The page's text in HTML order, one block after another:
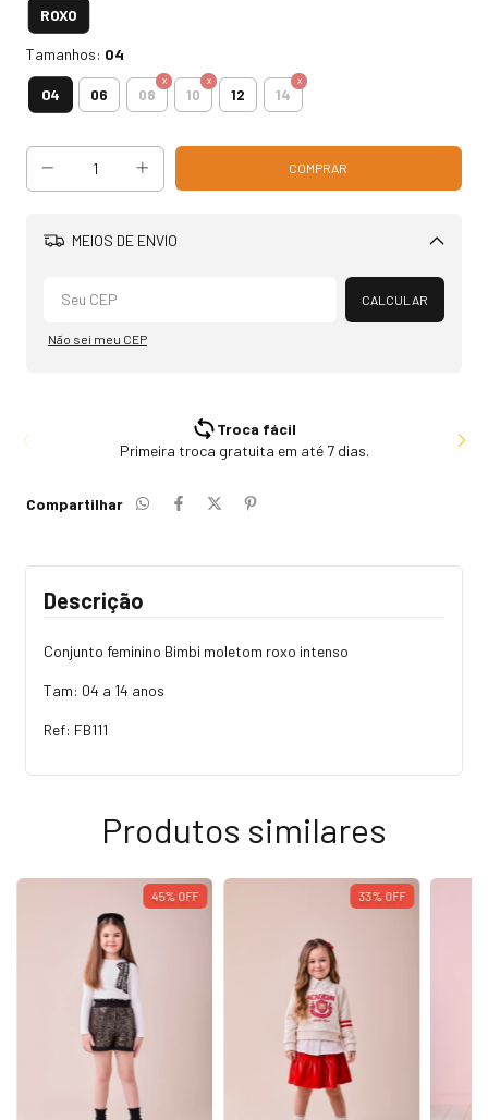
ROXO
Tamanhos: 04
04 06 08 10 12 14
MEIOS DE ENVIO
Alterar CEP
CALCULAR
Não sei meu CEP
Troca fácil
Primeira troca gratuita em até 7 dias.
Compartilhar
Descrição
Conjunto feminino Bimbi moletom roxo intenso
Tam: 04 a 14 anos
Ref: FB111
Produtos similares
45% OFF 33% OFF